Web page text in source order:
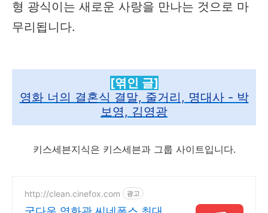
형 광식이는 새로운 사랑을 만나는 것으로 마
무리됩니다.
[엮인 글]
영화 너의 결혼식 결말, 줄거리, 명대사 - 박
보영, 김영광
키스세븐지식은 키스세븐과 그룹 사이트입니다.
http://clean.cinefox.com 광고